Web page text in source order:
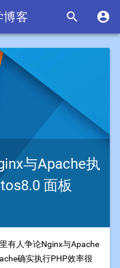
博客  
与Apache执
面板
有人争论Nginx与Apache
确实执行PHP效率很